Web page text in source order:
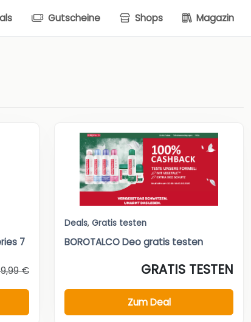
Gutscheine Shops Magazin
7
€
Deals, Gratis testen
BOROTALCO Deo gratis testen
GRATIS TESTEN
Zum Deal